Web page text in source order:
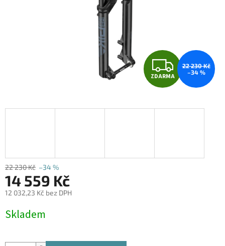
Z
D
A
ZDARMA
22 230 Kč
–34 %
22 230 Kč –34 %
14 559 Kč
12 032,23 Kč bez DPH
cena:
Skladem